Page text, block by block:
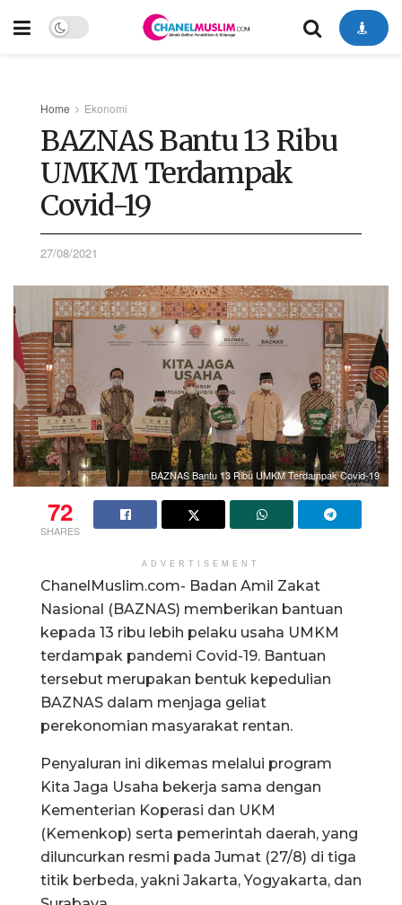
Home Ekonomi
BAZNAS Bantu 13 Ribu
UMKM Terdampak
Covid-19
27/08/2021
BAZNAS Bantu 13 Ribu UMKM Terdampak Covid-19
72
SHARES
ADVERTISEMENT
ChanelMuslim.com- Badan Amil Zakat
Nasional (BAZNAS) memberikan bantuan
kepada 13 ribu lebih pelaku usaha UMKM
terdampak pandemi Covid-19. Bantuan
tersebut merupakan bentuk kepedulian
BAZNAS dalam menjaga geliat
perekonomian masyarakat rentan.
Penyaluran ini dikemas melalui program
Kita Jaga Usaha bekerja sama dengan
Kementerian Koperasi dan UKM
(Kemenkop) serta pemerintah daerah, yang
diluncurkan resmi pada Jumat (27/8) di tiga
titik berbeda, yakni Jakarta, Yogyakarta, dan